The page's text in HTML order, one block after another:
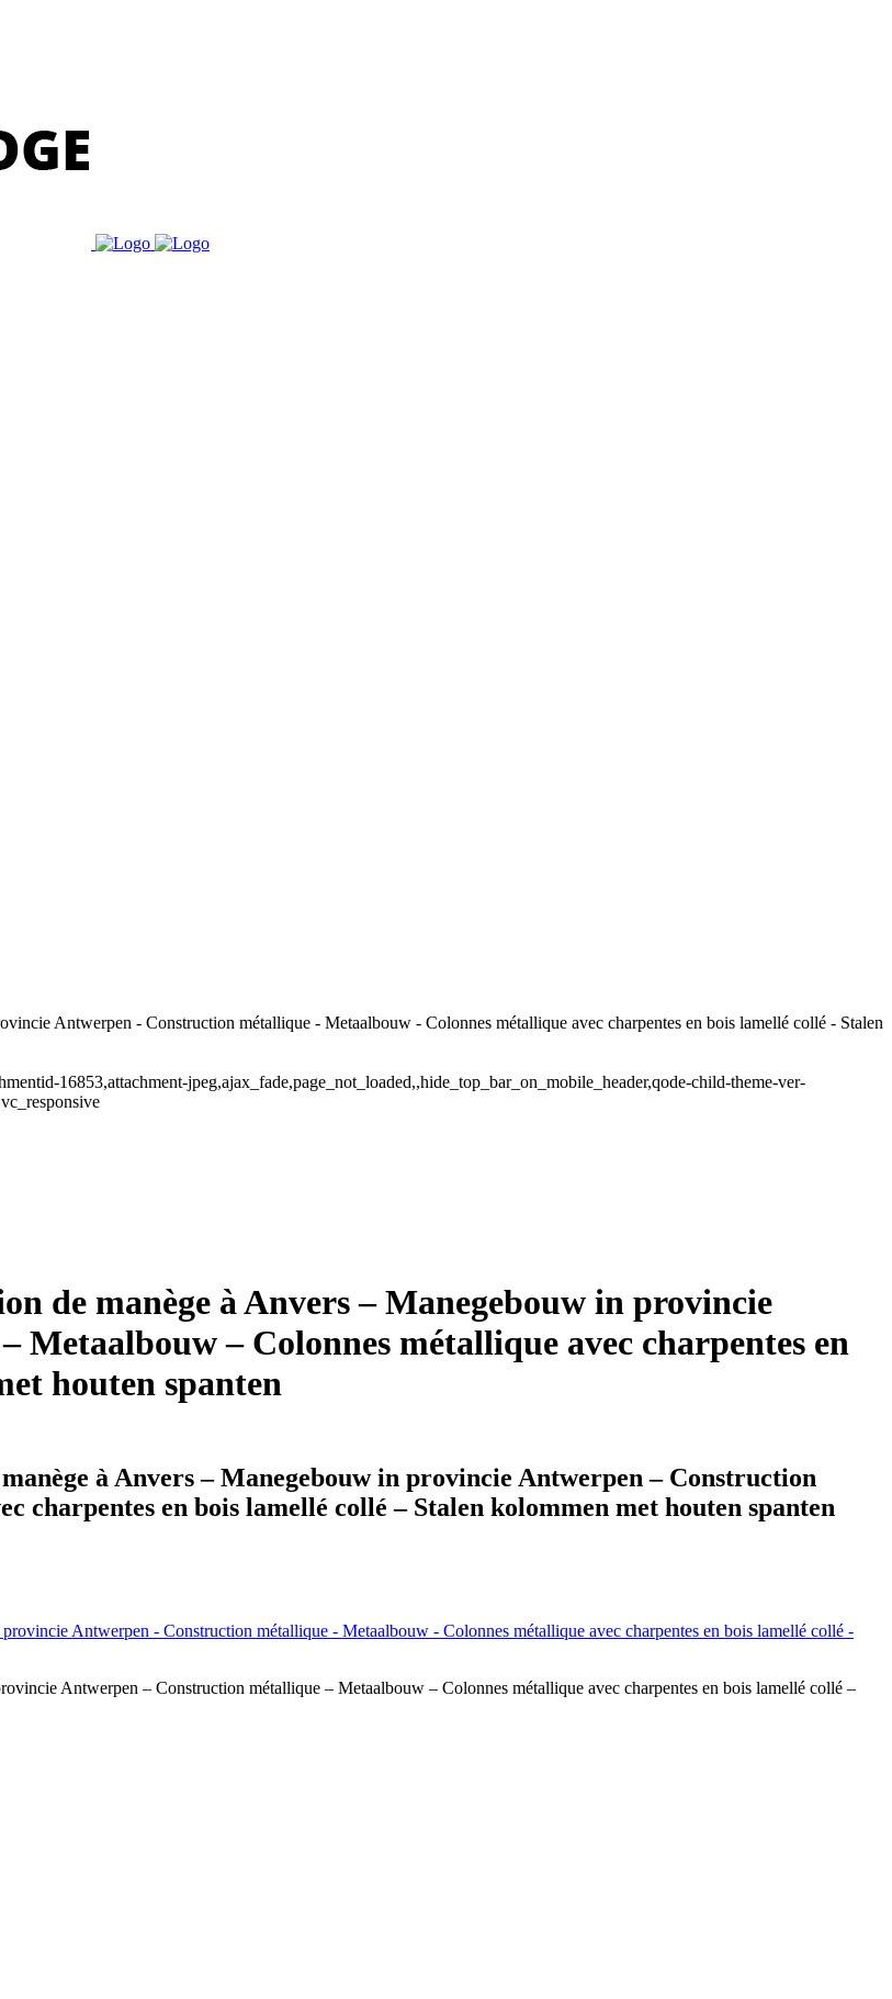
Antwerpen - Construction métallique - Metaalbouw - Colonnes métallique avec charpentes en bois lamellé collé - Stalen
16853,attachment-jpeg,ajax_fade,page_not_loaded,,hide_top_bar_on_mobile_header,qode-child-theme-ver-
de manège à Anvers – Manegebouw in provincie
– Colonnes métallique avec charpentes en
houten spanten
à Anvers – Manegebouw in provincie Antwerpen – Construction
charpentes en bois lamellé collé – Stalen kolommen met houten spanten
Antwerpen – Construction métallique – Metaalbouw – Colonnes métallique avec charpentes en bois lamellé collé –